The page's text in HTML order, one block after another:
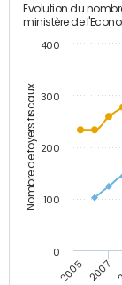
Nombre de foyers fiscaux
Evolution du
ministère de
2005 2007
0
100
200
300
400